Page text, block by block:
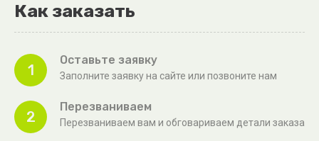
Как заказать
1
Оставьте заявку
Заполните заявку на сайте или позвоните нам
2
Перезваниваем
Перезваниваем вам и обговариваем детали заказа